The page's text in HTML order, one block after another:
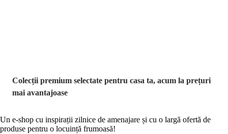
Colecții premium selectate pentru casa ta, acum la prețuri
mai avantajoase
Un e-shop cu inspirații zilnice de amenajare și cu o largă ofertă de
produse pentru o locuință frumoasă!